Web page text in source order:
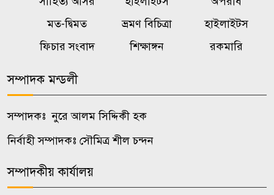
বালিয়াকান্দীতে শিক্ষা প্রতিষ্ঠানে
ক্রীড়া সামগ্রী, বাদ্যযন্ত্র ও হাইজিন
কালুখালীতে দপ্তর প্রধানদের সঙ্গে
এমপির মতবিনিময় সভা
কালুখালীতে শিক্ষাপ্রতিষ্ঠানে ক্রীড়া ও
মত-দ্বিমত
ভ্রমণ বিচিত্রা
হাইলাইটস
ফিচার সংবাদ
শিক্ষাঙ্গন রকমারি
সম্পাদক মন্ডলী
সম্পাদকঃ নুরে আলম সিদ্দিকী হক
নির্বাহী সম্পাদকঃ সৌমিত্র শীল চন্দন
সম্পাদকীয় কার্যালয়